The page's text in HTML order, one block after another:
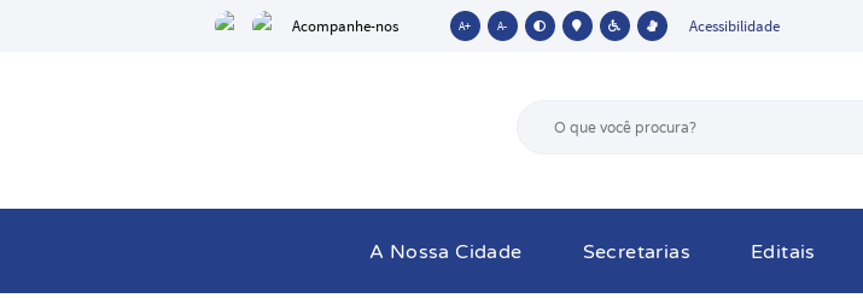
Acompanhe-nos A+ A- Acessibilidade
A Nossa Cidade Secretarias Editais